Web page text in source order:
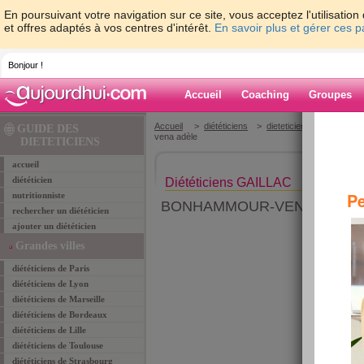
En poursuivant votre navigation sur ce site, vous acceptez
et offres adaptés à vos centres d'intérêt. En savoir plus et gérer ces
Bonjour !
Accueil Coaching Groupes
GUIDE DES
DIETETICIENS
accueil
diététicien
nutritionniste
rechercher un diététicien
ajouter un diététicien
Grandes villes
diététiciens de Paris
diététiciens de Lyon
diététiciens de Marseille
diététiciens de Bordeaux
diététiciens de Lille
diététiciens de Toulouse
diététiciens de Strasbourg
Accueil > diététiciens > dieteticiens Tarn 81
vena adèle
Diététiciens GAILLAC
BONHAMMOUR-VENA Adèle